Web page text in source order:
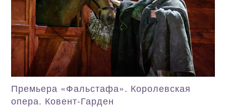
Премьера «Фальстафа». Королевская
опера. Ковент-Гарден